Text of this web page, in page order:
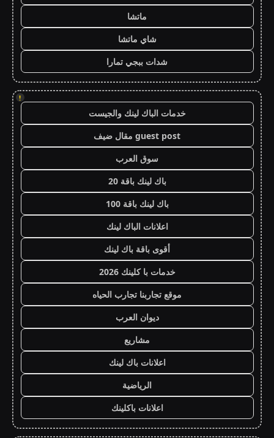
ماتشا
شاي ماتشا
شدات ببجي تمارا
!
خدمات الباك لينك والجيست
guest post مقال ضيف
سوق العرب
باك لينك باقة 20
باك لينك باقة 100
اعلانات الباك لينك
أقوى باقة باك لينك
خدمات با كلينك 2026
موقع تجاربنا تجارب الحياه
ديوان العرب
مشاريع
اعلانات باك لينك
الرياضية
اعلانات باكلينك